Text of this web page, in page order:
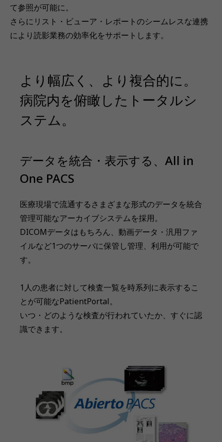
て参照が可能に。
さらにリスト・ビューア・レポートのシームレスな連携
により読影業務の効率化をサポートします。
より幅広く、より複合的に。
病院内を俯瞰したトータルシ
ステム。
データを統合・表示する、All in
One PACS
医療現場で流通するさまざまな形式のデータを統合
管理可能なアーカイブシステムを採用。
DICOMデータはもちろん、動画データ・汎用ファ
イルなど1つのサーバに保管し管理、利用が可能で
す。
1人の患者に対して検査一覧を時系列に表示するこ
とが可能なPatientPortal。
いつ・どのような検査が行われていたか、すぐに認
識できます。